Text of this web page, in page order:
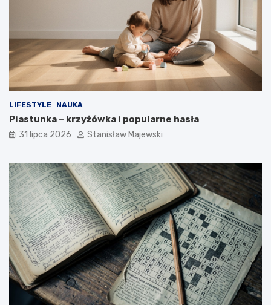
LIFESTYLE NAUKA
Piastunka – krzyżówka i popularne hasła
31 lipca 2026 Stanisław Majewski